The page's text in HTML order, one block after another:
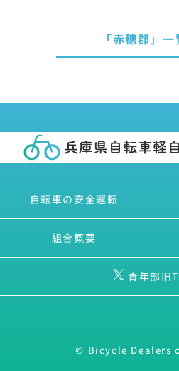
「赤穂郡」
自転車の安全運転
組合概要
青年部
© Bicycle Dealers